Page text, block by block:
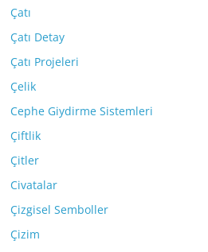
Çatı
Çatı Detay
Çatı Projeleri
Çelik
Cephe Giydirme Sistemleri
Çiftlik
Çitler
Civatalar
Çizgisel Semboller
Çizim